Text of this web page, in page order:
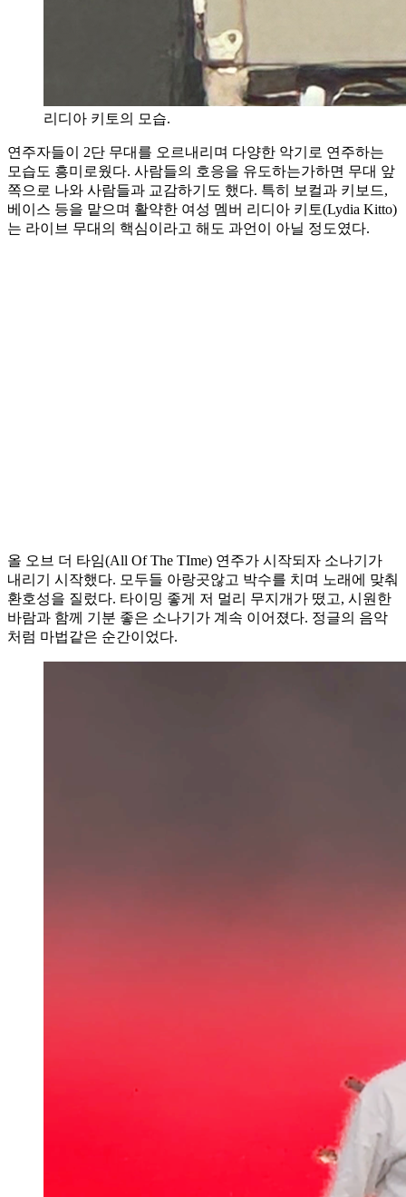
리디아 키토의 모습.
연주자들이 2단 무대를 오르내리며 다양한 악기로 연주하는
모습도 흥미로웠다. 사람들의 호응을 유도하는가하면 무대 앞
쪽으로 나와 사람들과 교감하기도 했다. 특히 보컬과 키보드,
베이스 등을 맡으며 활약한 여성 멤버 리디아 키토(Lydia Kitto)
는 라이브 무대의 핵심이라고 해도 과언이 아닐 정도였다.
올 오브 더 타임(All Of The TIme) 연주가 시작되자 소나기가
내리기 시작했다. 모두들 아랑곳않고 박수를 치며 노래에 맞춰
환호성을 질렀다. 타이밍 좋게 저 멀리 무지개가 떴고, 시원한
바람과 함께 기분 좋은 소나기가 계속 이어졌다. 정글의 음악
처럼 마법같은 순간이었다.